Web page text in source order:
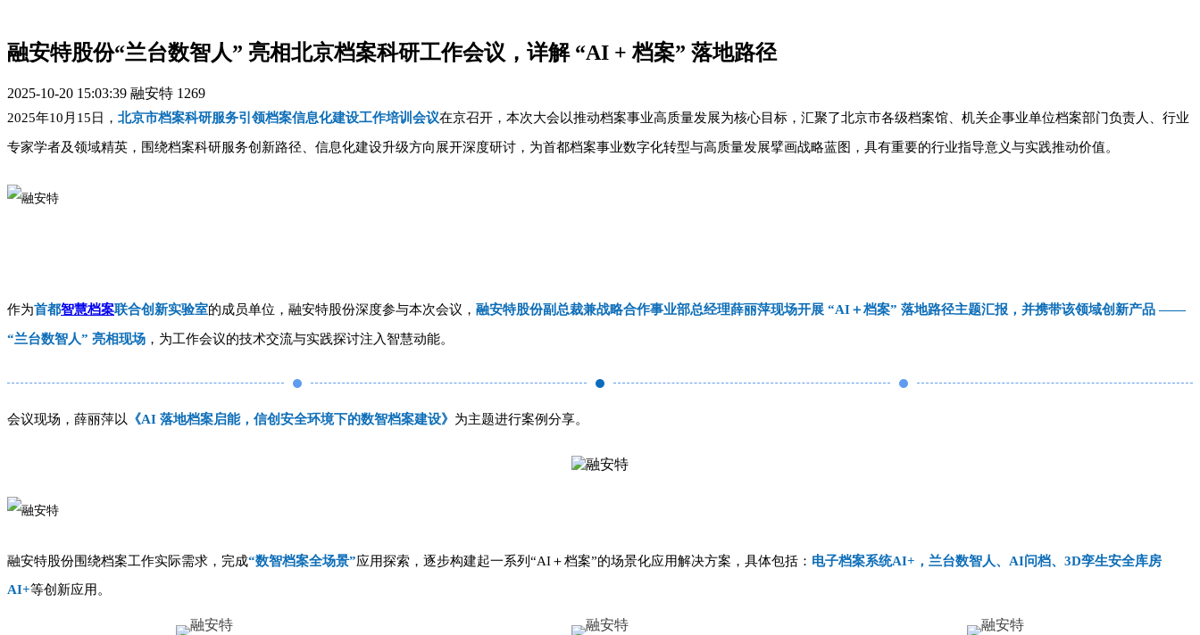
融安特股份“兰台数智人” 亮相北京档案科研工作会议，详解 “AI + 档案” 落地路径
2025-10-20 15:03:39 融安特 1269
2025年10月15日， 北京市档案科研服务引领档案信息化建设工作培训会议在京召开， 本次大会以推动档案事业高质量发展为核心目标，汇聚了北京市各级档案馆、机关企事业单位档案部门负责人、行业
专家学者及领域精英，围绕档案科研服务创新路径、信息化建设升级方向展开深度研讨，为首都档案事业数字化转型与高质量发展擘画战略蓝图，具有重要的行业指导意义与实践推动价值。
作为首都智慧档案联合创新实验室的成员单位 ， 融安特股份深度参与本次会议 ， 融安特股份副总裁兼战略合作事业部总经理薛丽萍现场开展 “AI＋档案” 落地路径主题汇报 ，并携带该领域创新产品 ——
“兰台数智人” 亮相现场 ， 为工作会议的技术交流与实践探讨注入智慧动能。
会议现场，薛丽萍以 《AI 落地档案启能，信创安全环境下的数智档案建设》 为主题进行案例分享。
融安特股份围绕档案工作实际需求， 完成“数智档案全场景”应用探索， 逐步构建起一系列“AI＋档案”的场景化应用解决方案，具体包括： 电子档案系统AI+，兰台数智人、AI问档、3D孪生安全库房
AI+等创新应用。